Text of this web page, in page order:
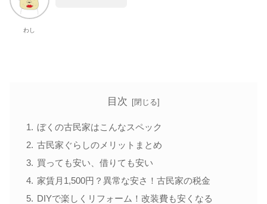
わし
目次
ぼくの古民家はこんなスペック
古民家ぐらしのメリットまとめ
買っても安い、借りても安い
家賃月1,500円？異常な安さ！古民家の税金
DIYで楽しくリフォーム！改装費も安くなる